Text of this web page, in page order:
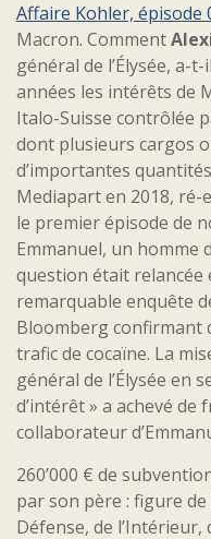
Affaire Kohler, épisode
Macron. Comment
général de l’Élysée, a-
années les intérêts de
Italo-Suisse contrôlée
dont plusieurs cargos
d’importantes
Mediapart en 2018,
le premier épisode de
Emmanuel, un homme
question était relancée
remarquable enquête
Bloomberg confirmant
trafic de cocaïne. La
général de l’Élysée en
d’intérêt » a achevé
collaborateur
260’000 € de
par son père : figure de
Défense, de l’Intérieur,